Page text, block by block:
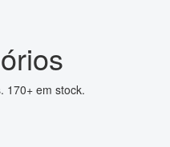
170+ em stock.